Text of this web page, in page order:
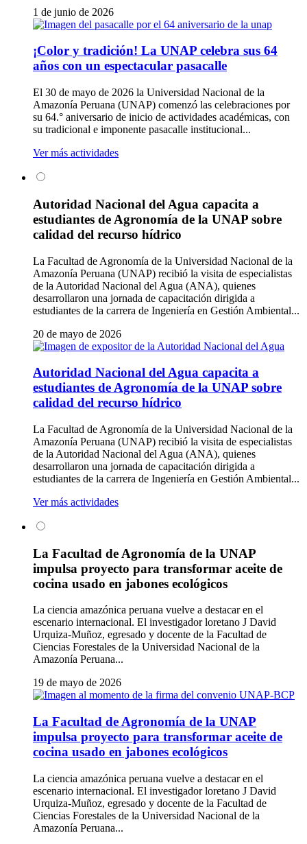
1 de junio de 2026
¡Color y tradición! La UNAP celebra sus 64
años con un espectacular pasacalle
El 30 de mayo de 2026 la Universidad Nacional de la
Amazonía Peruana (UNAP) comenzó las celebraciones por
su 64.° aniversario de inicio de actividades académicas, con
su tradicional e imponente pasacalle institucional...
Ver más actividades
Autoridad Nacional del Agua capacita a
estudiantes de Agronomía de la UNAP sobre
calidad del recurso hídrico
La Facultad de Agronomía de la Universidad Nacional de la
Amazonía Peruana (UNAP) recibió la visita de especialistas
de la Autoridad Nacional del Agua (ANA), quienes
desarrollaron una jornada de capacitación dirigida a
estudiantes de la carrera de Ingeniería en Gestión Ambiental...
20 de mayo de 2026
Autoridad Nacional del Agua capacita a
estudiantes de Agronomía de la UNAP sobre
calidad del recurso hídrico
La Facultad de Agronomía de la Universidad Nacional de la
Amazonía Peruana (UNAP) recibió la visita de especialistas
de la Autoridad Nacional del Agua (ANA), quienes
desarrollaron una jornada de capacitación dirigida a
estudiantes de la carrera de Ingeniería en Gestión Ambiental...
Ver más actividades
La Facultad de Agronomía de la UNAP
impulsa proyecto para transformar aceite de
cocina usado en jabones ecológicos
La ciencia amazónica peruana vuelve a destacar en el
escenario internacional. El investigador loretano J David
Urquiza-Muñoz, egresado y docente de la Facultad de
Ciencias Forestales de la Universidad Nacional de la
Amazonía Peruana...
19 de mayo de 2026
La Facultad de Agronomía de la UNAP
impulsa proyecto para transformar aceite de
cocina usado en jabones ecológicos
La ciencia amazónica peruana vuelve a destacar en el
escenario internacional. El investigador loretano J David
Urquiza-Muñoz, egresado y docente de la Facultad de
Ciencias Forestales de la Universidad Nacional de la
Amazonía Peruana...